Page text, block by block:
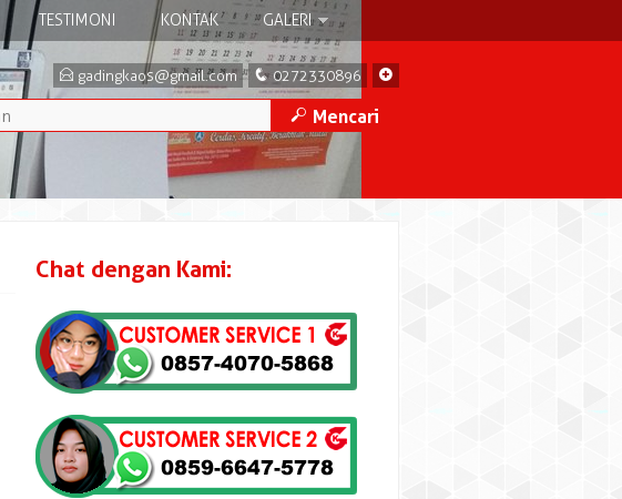
TESTIMONI KONTAK GALERI
+
q 0272330896
E gadingkaos@gmail.com
M Mencari
Chat dengan Kami: